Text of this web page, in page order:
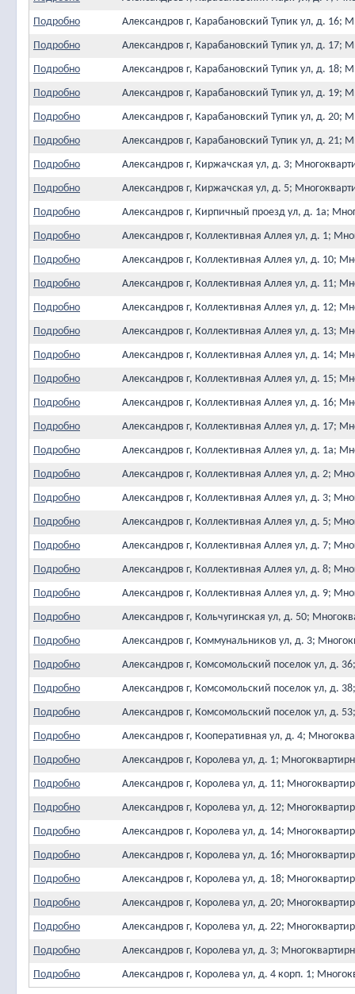
Подробно
Александров г, Карабановский Тупик ул, д. 16;
Подробно
Александров г, Карабановский Тупик ул, д. 17;
Подробно
Александров г, Карабановский Тупик ул, д. 18;
Подробно
Александров г, Карабановский Тупик ул, д. 19;
Подробно
Александров г, Карабановский Тупик ул, д. 20;
Подробно
Александров г, Карабановский Тупик ул, д. 21;
Подробно
Александров г, Киржачская ул, д. 3;
Подробно
Александров г, Киржачская ул, д. 5;
Подробно
Александров г, Кирпичный проезд ул, д. 1а;
Подробно
Александров г, Коллективная Аллея ул, д. 1;
Подробно
Александров г, Коллективная Аллея ул, д. 10;
Подробно
Александров г, Коллективная Аллея ул, д. 11;
Подробно
Александров г, Коллективная Аллея ул, д. 12;
Подробно
Александров г, Коллективная Аллея ул, д. 13;
Подробно
Александров г, Коллективная Аллея ул, д. 14;
Подробно
Александров г, Коллективная Аллея ул, д. 15;
Подробно
Александров г, Коллективная Аллея ул, д. 16;
Подробно
Александров г, Коллективная Аллея ул, д. 17;
Подробно
Александров г, Коллективная Аллея ул, д. 1а;
Подробно
Александров г, Коллективная Аллея ул, д. 2;
Подробно
Александров г, Коллективная Аллея ул, д. 3;
Подробно
Александров г, Коллективная Аллея ул, д. 5;
Подробно
Александров г, Коллективная Аллея ул, д. 7;
Подробно
Александров г, Коллективная Аллея ул, д. 8;
Подробно
Александров г, Коллективная Аллея ул, д. 9;
Подробно
Александров г, Кольчугинская ул, д. 50;
Подробно
Александров г, Коммунальников ул, д. 3;
Подробно
Александров г, Комсомольский поселок ул, д.
Подробно
Александров г, Комсомольский поселок ул, д.
Подробно
Александров г, Комсомольский поселок ул, д.
Подробно
Александров г, Кооперативная ул, д. 4;
Подробно
Александров г, Королева ул, д. 1;
Подробно
Александров г, Королева ул, д. 11;
Подробно
Александров г, Королева ул, д. 12;
Подробно
Александров г, Королева ул, д. 14;
Подробно
Александров г, Королева ул, д. 16;
Подробно
Александров г, Королева ул, д. 18;
Подробно
Александров г, Королева ул, д. 20;
Подробно
Александров г, Королева ул, д. 22;
Подробно
Александров г, Королева ул, д. 3;
Подробно
Александров г, Королева ул, д. 4 корп. 1;